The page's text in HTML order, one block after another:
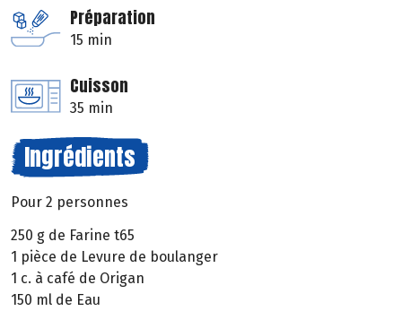
Préparation
15 min
Cuisson
35 min
Ingrédients
Pour 2 personnes
250 g de Farine t65
1 pièce de Levure de boulanger
1 c. à café de Origan
150 ml de Eau